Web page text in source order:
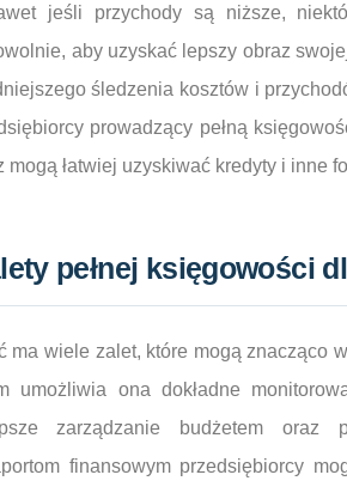
jeśli przychody są niższe,
aby uzyskać lepszy obraz
śledzenia kosztów i
prowadzący pełną
mogą łatwiej uzyskiwać kredyty i inne
pełnej księgowości
ma wiele zalet, które mogą znacząco
umożliwia ona dokładne
zarządzanie budżetem oraz
finansowym przedsiębiorcy